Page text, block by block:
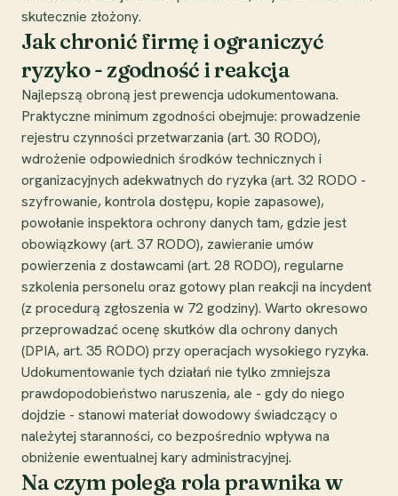
skutecznie złożony.
Jak chronić firmę i ograniczyć
ryzyko - zgodność i reakcja
Najlepszą obroną jest prewencja udokumentowana.
Praktyczne minimum zgodności obejmuje: prowadzenie
rejestru czynności przetwarzania (art. 30 RODO),
wdrożenie odpowiednich środków technicznych i
organizacyjnych adekwatnych do ryzyka (art. 32 RODO -
szyfrowanie, kontrola dostępu, kopie zapasowe),
powołanie inspektora ochrony danych tam, gdzie jest
obowiązkowy (art. 37 RODO), zawieranie umów
powierzenia z dostawcami (art. 28 RODO), regularne
szkolenia personelu oraz gotowy plan reakcji na incydent
(z procedurą zgłoszenia w 72 godziny). Warto okresowo
przeprowadzać ocenę skutków dla ochrony danych
(DPIA, art. 35 RODO) przy operacjach wysokiego ryzyka.
Udokumentowanie tych działań nie tylko zmniejsza
prawdopodobieństwo naruszenia, ale - gdy do niego
dojdzie - stanowi materiał dowodowy świadczący o
należytej staranności, co bezpośrednio wpływa na
obniżenie ewentualnej kary administracyjnej.
Na czym polega rola prawnika w